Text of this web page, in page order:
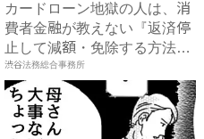
カードローン地獄の人は、消
費者金融が教えない『返済停
止して減額・免除する方法』
で...
渋谷法務総合事務所